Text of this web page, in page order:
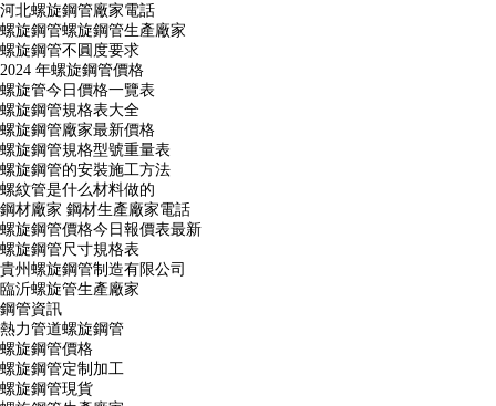
河北螺旋鋼管廠家電話
螺旋鋼管螺旋鋼管生產廠家
螺旋鋼管不圓度要求
2024 年螺旋鋼管價格
螺旋管今日價格一覽表
螺旋鋼管規格表大全
螺旋鋼管廠家最新價格
螺旋鋼管規格型號重量表
螺旋鋼管的安裝施工方法
螺紋管是什么材料做的
鋼材廠家 鋼材生產廠家電話
螺旋鋼管價格今日報價表最新
螺旋鋼管尺寸規格表
貴州螺旋鋼管制造有限公司
臨沂螺旋管生產廠家
鋼管資訊
熱力管道螺旋鋼管
螺旋鋼管價格
螺旋鋼管定制加工
螺旋鋼管現貨